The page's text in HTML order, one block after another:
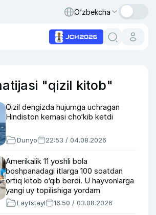
O‘zbekcha
"qizil kitob"
Qizil dengizda hujumga uchragan
Hindiston kemasi cho‘kib ketdi
Dunyo 22:53 / 04.08.2026
Amerikalik 11 yoshli bola
boshpanadagi itlarga 100 soatdan
ortiq kitob o‘qib berdi. U hayvonlarga
yangi uy topilishiga yordam
bermoqda
Layfstayl 16:50 / 03.08.2026